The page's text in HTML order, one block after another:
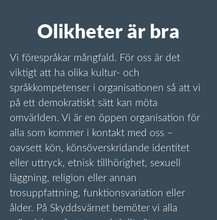
Olikheter är bra
Vi förespråkar mångfald. För oss är det
viktigt att ha olika kultur- och
språkkompetenser i organisationen så att vi
på ett demokratiskt sätt kan möta
omvärlden. Vi är en öppen organisation för
alla som kommer i kontakt med oss –
oavsett kön, könsöverskridande identitet
eller uttryck, etnisk tillhörighet, sexuell
läggning, religion eller annan
trosuppfattning, funktionsvariation eller
ålder. På Skyddsvärnet bemöter vi alla